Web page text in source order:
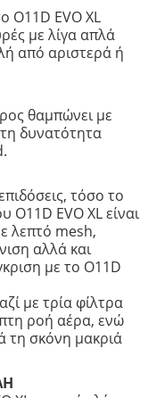
O11D EVO XL
με λίγα απλά
από αριστερά ή
θαμπώνει με
δυνατότητα
τόσο το
EVO XL είναι
λεπτό mesh,
αλλά και
με το O11D
με τρία φίλτρα
ροή αέρα, ενώ
τη σκόνη μακριά